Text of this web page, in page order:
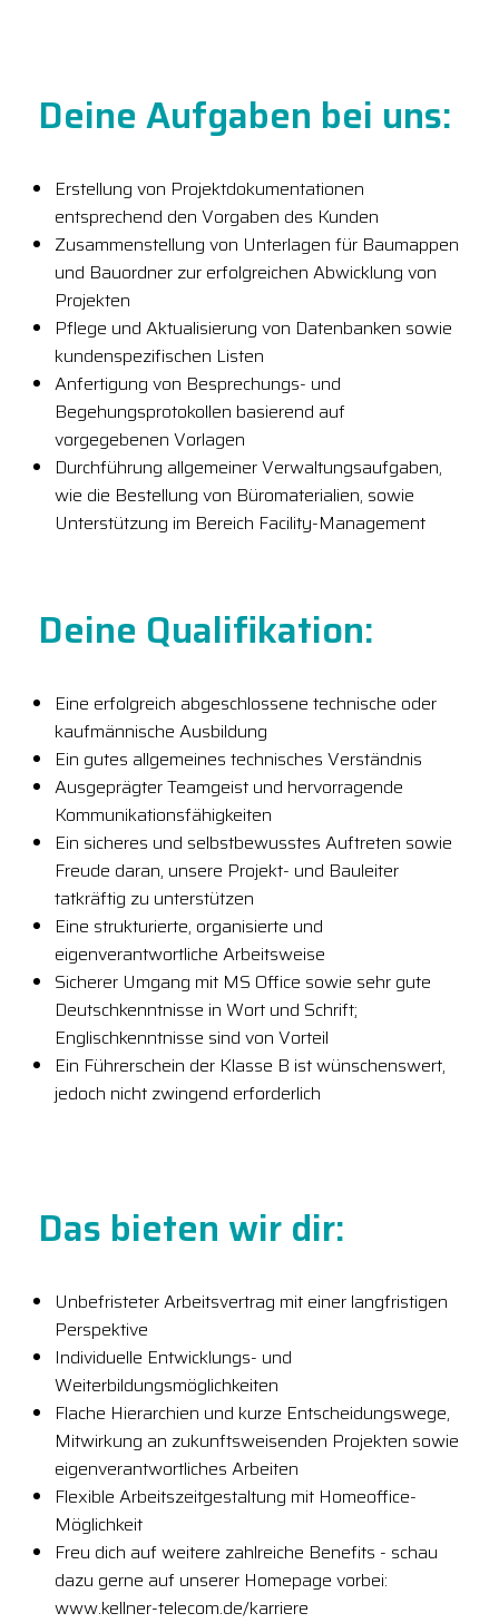
Deine Aufgaben bei uns:
Erstellung von Projektdokumentationen
entsprechend den Vorgaben des Kunden
Zusammenstellung von Unterlagen für Baumappen
und Bauordner zur erfolgreichen Abwicklung von
Projekten
Pflege und Aktualisierung von Datenbanken sowie
kundenspezifischen Listen
Anfertigung von Besprechungs- und
Begehungsprotokollen basierend auf
vorgegebenen Vorlagen
Durchführung allgemeiner Verwaltungsaufgaben,
wie die Bestellung von Büromaterialien, sowie
Unterstützung im Bereich Facility-Management
Deine Qualifikation:
Eine erfolgreich abgeschlossene technische oder
kaufmännische Ausbildung
Ein gutes allgemeines technisches Verständnis
Ausgeprägter Teamgeist und hervorragende
Kommunikationsfähigkeiten
Ein sicheres und selbstbewusstes Auftreten sowie
Freude daran, unsere Projekt- und Bauleiter
tatkräftig zu unterstützen
Eine strukturierte, organisierte und
eigenverantwortliche Arbeitsweise
Sicherer Umgang mit MS Office sowie sehr gute
Deutschkenntnisse in Wort und Schrift;
Englischkenntnisse sind von Vorteil
Ein Führerschein der Klasse B ist wünschenswert,
jedoch nicht zwingend erforderlich
Das bieten wir dir:
Unbefristeter Arbeitsvertrag mit einer langfristigen
Perspektive
Individuelle Entwicklungs- und
Weiterbildungsmöglichkeiten
Flache Hierarchien und kurze Entscheidungswege,
Mitwirkung an zukunftsweisenden Projekten sowie
eigenverantwortliches Arbeiten
Flexible Arbeitszeitgestaltung mit Homeoffice-
Möglichkeit
Freu dich auf weitere zahlreiche Benefits - schau
dazu gerne auf unserer Homepage vorbei:
www.kellner-telecom.de/karriere